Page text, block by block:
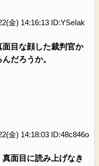
金) 14:16:13 ID:YSeIak
目な顔した裁判官か
だろうか。
金) 14:18:03 ID:48c846o
面目に読み上げなき